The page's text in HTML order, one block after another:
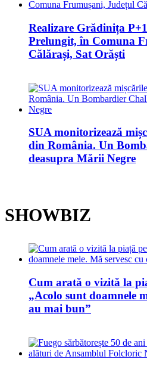
Realizare Grădinița
Prelungit, în Comuna
Călărași, Sat Orăști
SUA monitorizează
din România. Un
deasupra Mării Negre
SHOWBIZ
Cum arată o vizită la
„Acolo sunt doamnele
au mai bun”